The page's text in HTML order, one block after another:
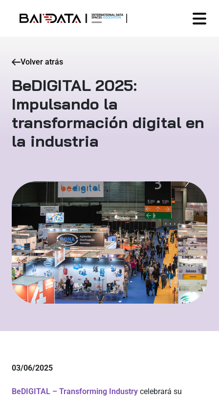
Volver atrás
BeDIGITAL 2025:
Impulsando la
transformación digital en
la industria
03/06/2025
BeDIGITAL – Transforming Industry celebrará su